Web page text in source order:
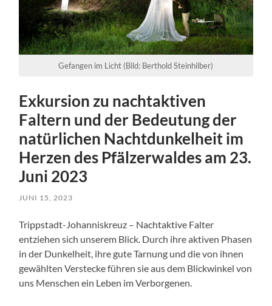
Gefangen im Licht (Bild: Berthold Steinhilber)
Exkursion zu nachtaktiven
Faltern und der Bedeutung der
natürlichen Nachtdunkelheit im
Herzen des Pfälzerwaldes am 23.
Juni 2023
JUNI 15, 2023
Trippstadt-Johanniskreuz – Nachtaktive Falter
entziehen sich unserem Blick. Durch ihre aktiven Phasen
in der Dunkelheit, ihre gute Tarnung und die von ihnen
gewählten Verstecke führen sie aus dem Blickwinkel von
uns Menschen ein Leben im Verborgenen.